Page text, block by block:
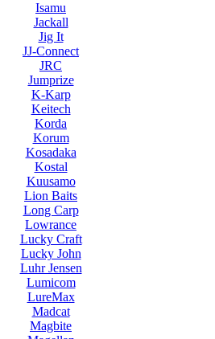
Isamu
Jackall
Jig It
JJ-Connect
JRC
Jumprize
K-Karp
Keitech
Korda
Korum
Kosadaka
Kostal
Kuusamo
Lion Baits
Long Carp
Lowrance
Lucky Craft
Lucky John
Luhr Jensen
Lumicom
LureMax
Madcat
Magbite